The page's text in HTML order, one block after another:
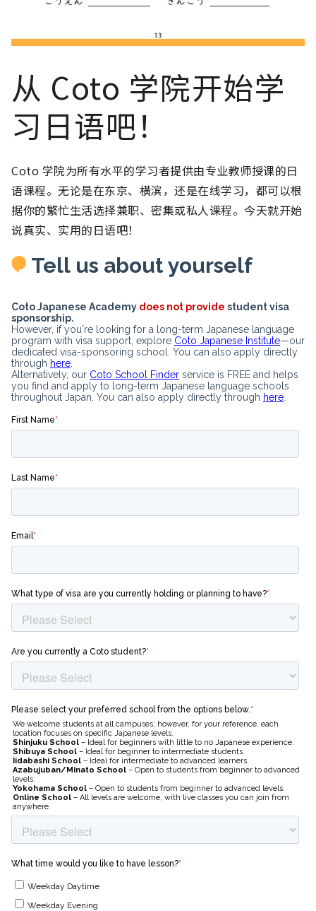
从 Coto 学院开始学
习日语吧！
Coto 学院为所有水平的学习者提供由专业教师授课的日
语课程。无论是在东京、横滨，还是在线学习，都可以根
据你的繁忙生活选择兼职、密集或私人课程。今天就开始
说真实、实用的日语吧！